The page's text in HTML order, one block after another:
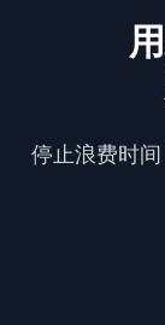
停止浪费时